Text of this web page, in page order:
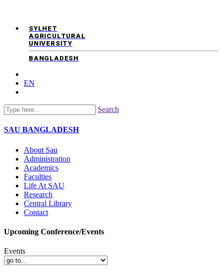
SYLHET
AGRICULTURAL
UNIVERSITY
BANGLADESH
EN
Search
SAU BANGLADESH
About Sau
Administration
Academics
Faculties
Life At SAU
Research
Central Library
Contact
Upcoming Conference/Events
Events